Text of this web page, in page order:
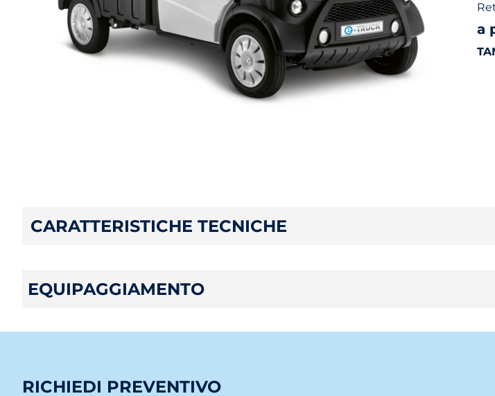
a
CARATTERISTICHE TECNICHE
EQUIPAGGIAMENTO
RICHIEDI PREVENTIVO